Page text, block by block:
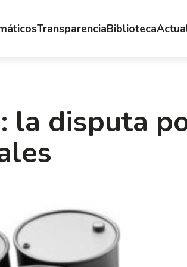
TransparenciaBiblioteca
la disputa